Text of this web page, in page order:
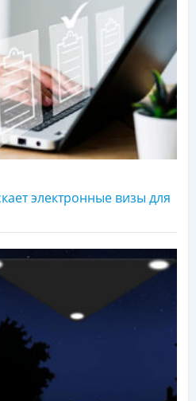
электронные визы для